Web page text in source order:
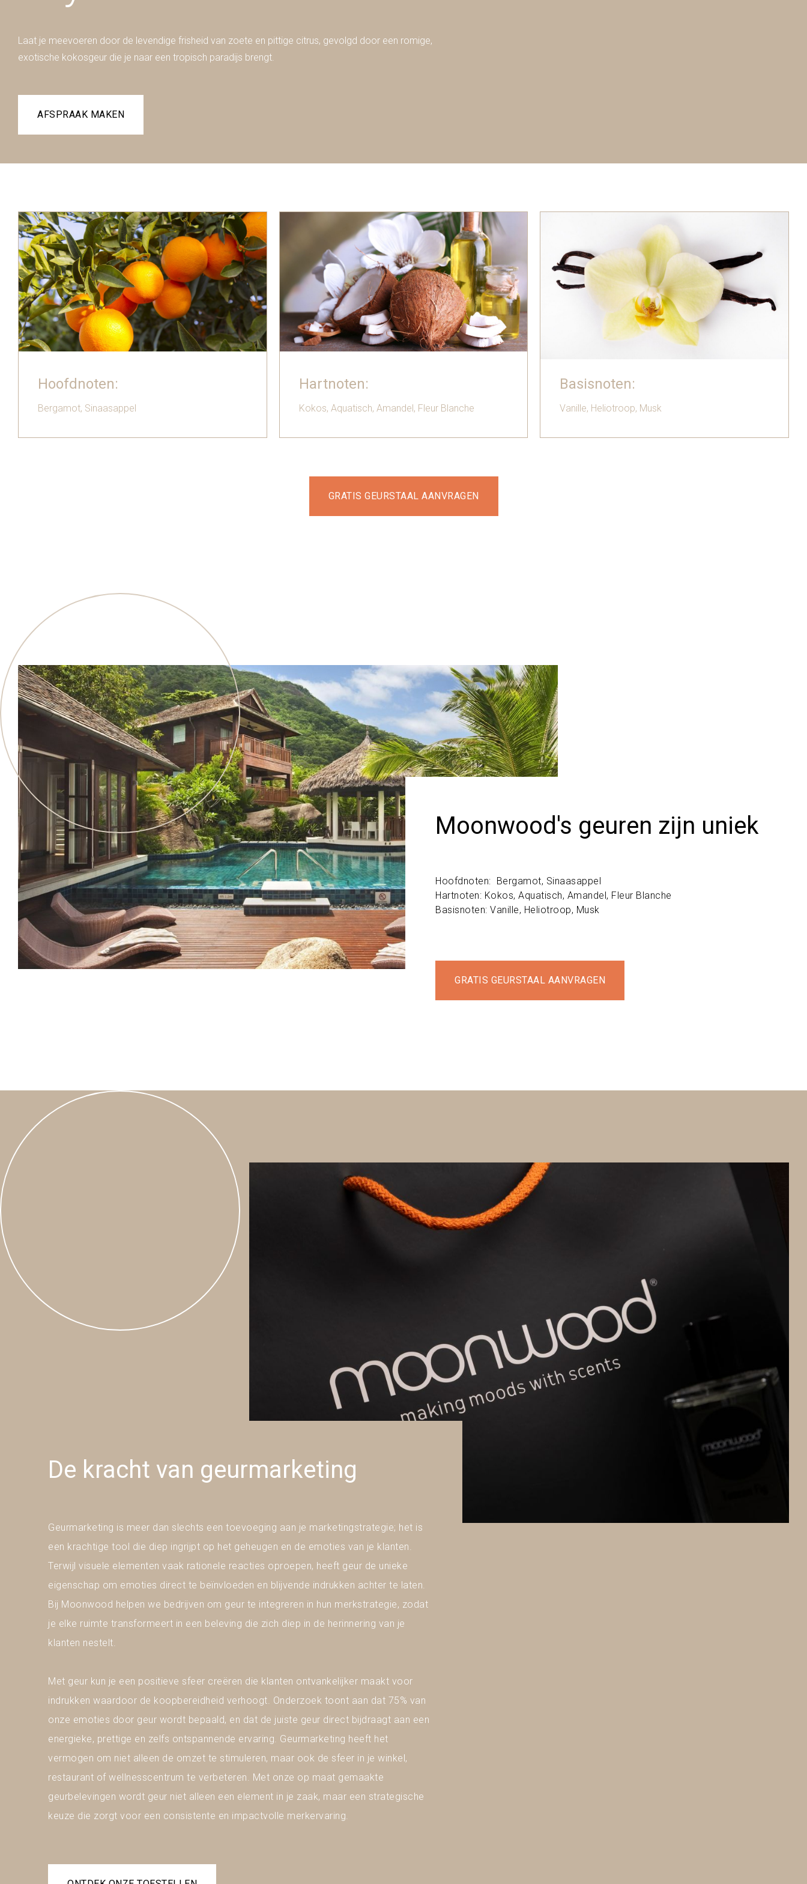
Laat je meevoeren door de levendige frisheid van zoete en pittige citrus, gevolgd door een romige,
exotische kokosgeur die je naar een tropisch paradijs brengt.
AFSPRAAK MAKEN
Hoofdnoten:
Bergamot, Sinaasappel
Hartnoten:
Kokos, Aquatisch, Amandel, Fleur Blanche
Basisnoten:
Vanille, Heliotroop, Musk
GRATIS GEURSTAAL AANVRAGEN
Moonwood's geuren zijn uniek
Hoofdnoten: Bergamot, Sinaasappel
Hartnoten: Kokos, Aquatisch, Amandel, Fleur Blanche
Basisnoten: Vanille, Heliotroop, Musk
GRATIS GEURSTAAL AANVRAGEN
De kracht van geurmarketing
Geurmarketing is meer dan slechts een toevoeging aan je marketingstrategie; het is
een krachtige tool die diep ingrijpt op het geheugen en de emoties van je klanten.
Terwijl visuele elementen vaak rationele reacties oproepen, heeft geur de unieke
eigenschap om emoties direct te beïnvloeden en blijvende indrukken achter te laten.
Bij Moonwood helpen we bedrijven om geur te integreren in hun merkstrategie, zodat
je elke ruimte transformeert in een beleving die zich diep in de herinnering van je
klanten nestelt.
Met geur kun je een positieve sfeer creëren die klanten ontvankelijker maakt voor
indrukken waardoor de koopbereidheid verhoogt. Onderzoek toont aan dat 75% van
onze emoties door geur wordt bepaald, en dat de juiste geur direct bijdraagt aan een
energieke, prettige en zelfs ontspannende ervaring. Geurmarketing heeft het
vermogen om niet alleen de omzet te stimuleren, maar ook de sfeer in je winkel,
restaurant of wellnesscentrum te verbeteren. Met onze op maat gemaakte
geurbelevingen wordt geur niet alleen een element in je zaak, maar een strategische
keuze die zorgt voor een consistente en impactvolle merkervaring.